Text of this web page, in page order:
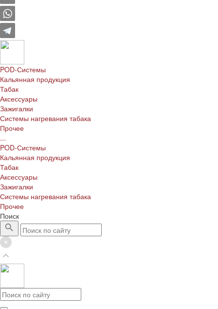
POD-Системы
Кальянная продукция
Табак
Аксессуары
Зажигалки
Системы нагревания табака
Прочее
...
POD-Системы
Кальянная продукция
Табак
Аксессуары
Зажигалки
Системы нагревания табака
Прочее
Поиск